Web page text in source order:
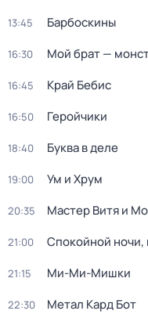
13:45 Барбоскины
16:30 Мой брат —
16:45 Край Бебис
16:50 Геройчики
18:40 Буква в деле
19:00 Ум и Хрум
20:35 Мастер Витя и
21:00 Спокойной
21:15 Ми-Ми-Мишки
22:30 Метал Кард Бот